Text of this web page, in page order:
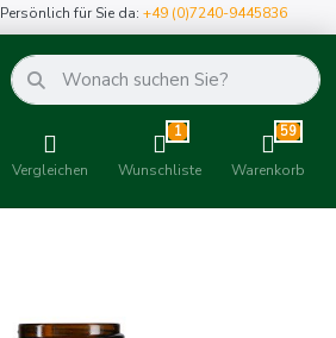
Persönlich für Sie da:+49 (0)7240-9445836
Vergleichen
1
Wunschliste
59
Warenkorb